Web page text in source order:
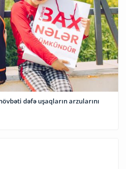
dəfə uşaqların arzularını